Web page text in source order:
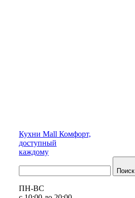
Кухни Mall Комфорт,
доступный
каждому
Поиск
ПН-ВС